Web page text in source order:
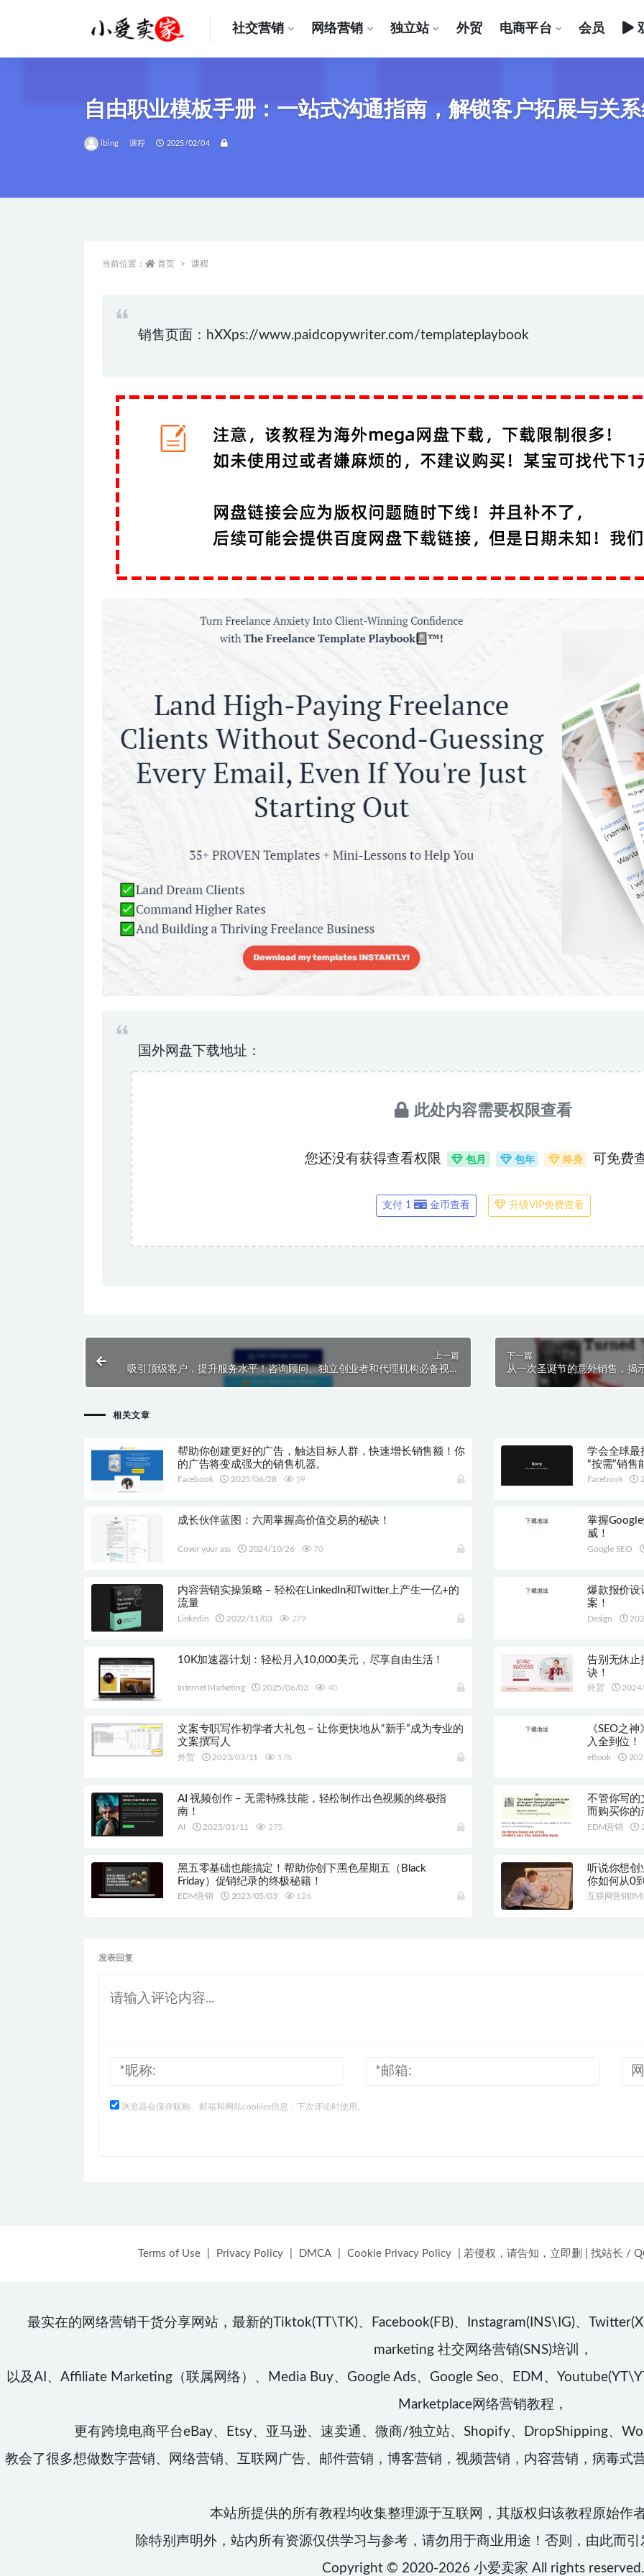
社交营销 网络营销 独立站 外贸 电商平台 会员
自由职业模板手册：一站式沟通指南，解锁客户拓展与关
ibing 课程 2025/02/04
当前位置： 首页 课程
销售页面：hXXps://www.paidcopywriter.com/templateplaybook
国外网盘下载地址：
此处内容需要权限查看
您还没有获得查看权限 包月 包年 终身 可免费
支付 1 金币查看 升级VIP免费查看
上一篇
吸引顶级客户，提升服务水平！咨询顾问、独立创业者和代理机构必备视频
下一篇
从一次圣诞节的意外销售，揭
相关文章
帮助你创建更好的广告，触达目标人群，快速增长销售额！你
的广告将变成强大的销售机器。
Facebook 2025/06/28 59
学会全球最
“按需”销售
Facebook
成长伙伴蓝图：六周掌握高价值交易的秘诀！
Cover your ass 2024/10/26 70
掌握
威！
Google SEO
内容营销实操策略 – 轻松在LinkedIn和Twitter上产生一亿+的
流量
Linkedin 2022/11/03 279
爆款报价设
案！
Design
10K加速器计划：轻松月入10,000美元，尽享自由生活！
Internet Marketing 2025/06/03 40
告别无休止
诀！
外贸
文案专职写作初学者大礼包 – 让你更快地从“新手”成为专业的
文案撰写人
外贸 2023/03/11 176
《SEO之
入全到位！
eBook
AI 视频创作 – 无需特殊技能，轻松制作出色视频的终极指
南！
AI 2025/01/11 275
不管你写的
而购买你的
例
EDM营销
黑五零基础也能搞定！帮助你创下黑色星期五（Black
Friday）促销纪录的终极秘籍！
EDM营销 2023/05/03 126
听说你想
你如何从0
互联网营销(IM)
发表回复
浏览器会保存昵称、邮箱和网站cookies信息，下次评论时使用。
Terms of Use Privacy Policy DMCA Cookie Privacy Policy 若侵权，请告知，立即删 找站长 /
最实在的网络营销干货分享网站，最新的Tiktok(TT\TK)、Facebook(FB)、Instagram(INS\IG)、
marketing 社交网络营销(SNS)培训，
以及AI、Affiliate Marketing（联属网络）、Media Buy、Google Ads、Google Seo、EDM、
Marketplace网络营销教程，
更有跨境电商平台eBay、Etsy、亚马逊、速卖通、微商/独立站、Shopify、DropShipping、
教会了很多想做数字营销、网络营销、互联网广告、邮件营销，博客营销，视频营销，内容营销，病毒式
本站所提供的所有教程均收集整理源于互联网，其版权归该教程原始作
除特别声明外，站内所有资源仅供学习与参考，请勿用于商业用途！否则，由此而
Copyright © 2020-2026 小爱卖家 All rights reserved.